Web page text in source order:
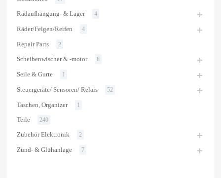
Radaufhängung- & Lager 4
Räder/Felgen/Reifen 4
Repair Parts 2
Scheibenwischer & -motor 8
Seile & Gurte 1
Steuergeräte/ Sensoren/ Relais 52
Taschen, Organizer 1
Teile 240
Zubehör Elektronik 2
Zünd- & Glühanlage 7